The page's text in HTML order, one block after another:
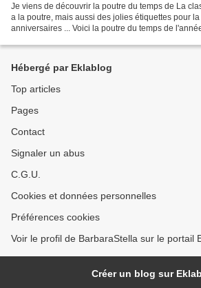
Je viens de découvrir la poutre du temps de La
a la poutre, mais aussi des jolies étiquettes pour
anniversaires ... Voici la poutre du temps de
Hébergé par Eklablog
Top articles
Pages
Contact
Signaler un abus
C.G.U.
Cookies et données personnelles
Préférences cookies
Voir le profil de BarbaraStella sur le portail
Créer un blog sur